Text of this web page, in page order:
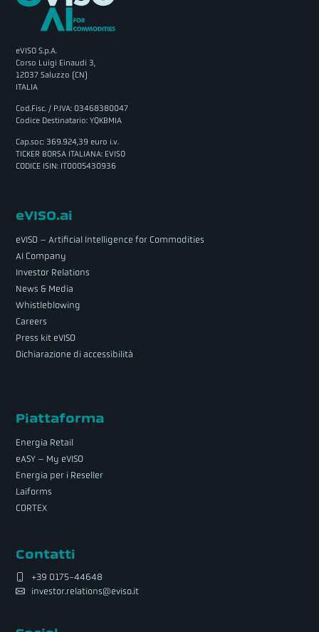
eVISO S.p.A.
Corso Luigi Einaudi 3,
12037 Saluzzo (CN)
ITALIA
Cod.Fisc. / P.IVA: 03468380047
Codice Destinatario: YQKBMIA
Cap.soc: 369.924,39 euro i.v.
TICKER BORSA ITALIANA: EVISO
CODICE ISIN: IT0005430936
eVISO.ai
eVISO – Artificial Intelligence for Commodities
AI Company
Investor Relations
News & Media
Whistleblowing
Careers
Press kit eVISO
Dichiarazione di accessibilità
Piattaforma
Energia Retail
eASY – My eVISO
Energia per i Reseller
Laiforms
CORTEX
Contatti
+39 0175-44648
investor.relations@eviso.it